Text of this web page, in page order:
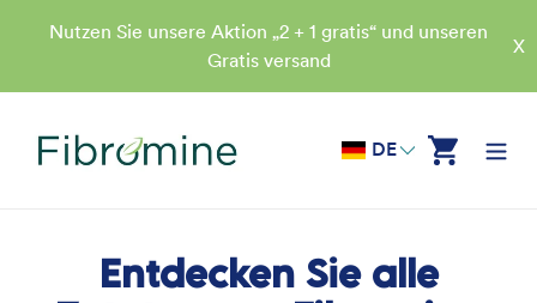
Nutzen Sie unsere Aktion „2 + 1 gratis“ und unseren
Gratis versand
X
DE Warenkorb
Entdecken Sie alle